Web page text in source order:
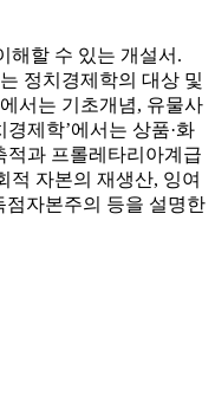
해할 수 있는 개설서.
정치경제학의 대상 및
서는 기초개념, 유물사
제학’에서는 상품·화
적과 프롤레타리아계급
적 자본의 재생산, 잉여
점자본주의 등을 설명한